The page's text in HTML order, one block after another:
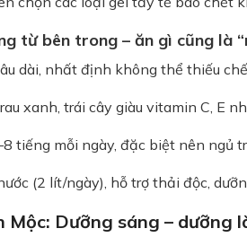
từ bên trong – ăn gì cũng là
dài, nhất định không thể thiếu
xanh, trái cây giàu vitamin C, E
tiếng mỗi ngày, đặc biệt nên ngủ
(2 lít/ngày), hỗ trợ thải độc,
Mộc: Dưỡng sáng – dưỡng